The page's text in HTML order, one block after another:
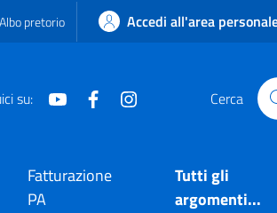
Albo pretorio Accedi all'area
su: Youtube Facebook Cerca
Fatturazione
PA
Tutti gli
argomenti...